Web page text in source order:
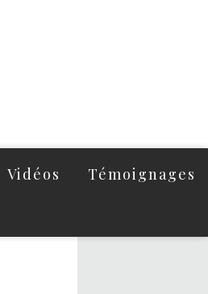
Vidéos Témoignages